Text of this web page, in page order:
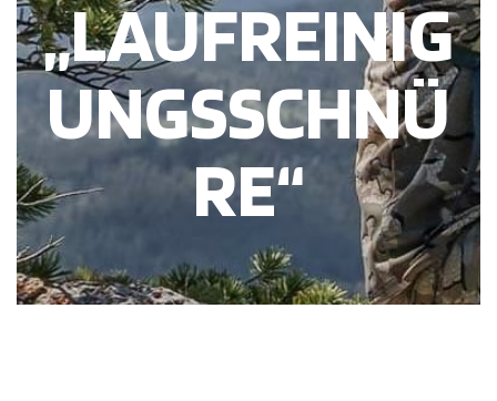
„LAUFREINIG
UNGSSCHNÜ
RE“